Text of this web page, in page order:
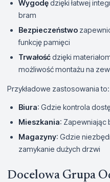
Wygodędzięki łatwej
bram
Bezpieczeństwo
funkcję pamięci
Trwałośćdzięki
możliwość montażu na
Przykładowe zastosowania to:
Biura: Gdzie kontrola
Mieszkania:
Magazyny: Gdzie
zamykanie dużych drzwi
Docelowa Grupa